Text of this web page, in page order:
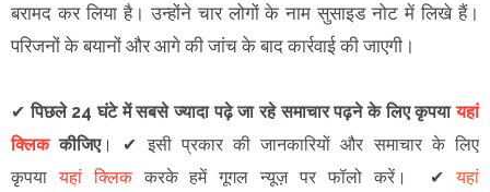
बरामद कर लिया है। उन्होंने चार लोगों के नाम सुसाइड नोट में लिखे हैं।
परिजनों के बयानों और आगे की जांच के बाद कार्रवाई की जाएगी।
✔ पिछले 24 घंटे में सबसे ज्यादा पढ़े जा रहे समाचार पढ़ने के लिए कृपयायहां
क्लिककीजिए। ✔ इसी प्रकार की जानकारियों और समाचार के लिए
कृपयायहां क्लिककरके हमें गूगल न्यूज़ पर फॉलो करें। ✔यहां